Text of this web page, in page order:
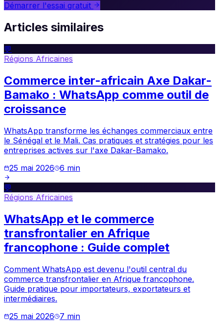
Démarrer l'essai gratuit
Articles similaires
💬
Régions Africaines
Commerce inter-africain Axe Dakar-
Bamako : WhatsApp comme outil de
croissance
WhatsApp transforme les échanges commerciaux entre
le Sénégal et le Mali. Cas pratiques et stratégies pour les
entreprises actives sur l'axe Dakar-Bamako.
25 mai 2026 6 min
💬
Régions Africaines
WhatsApp et le commerce
transfrontalier en Afrique
francophone : Guide complet
Comment WhatsApp est devenu l'outil central du
commerce transfrontalier en Afrique francophone.
Guide pratique pour importateurs, exportateurs et
intermédiaires.
25 mai 2026
7 min